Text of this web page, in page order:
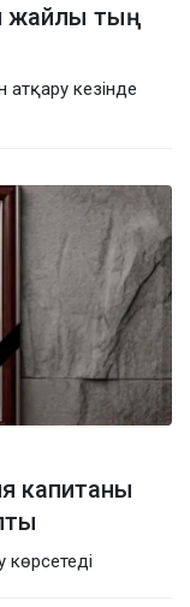
жайлы тың
атқару кезінде
капитаны